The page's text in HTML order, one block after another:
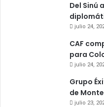
Del Sinú
julio 24,
CAF
para
julio 24,
Grupo
de
julio 23,